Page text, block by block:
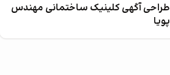
طراحی آگهی کلینیک ساختمانی مهندس
پویا